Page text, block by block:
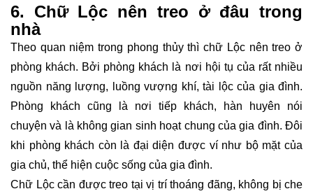
6. Chữ Lộc nên treo ở đâu trong
nhà
Theo quan niệm trong phong thủy thì chữ Lộc nên treo ở
phòng khách. Bởi phòng khách là nơi hội tụ của rất nhiều
nguồn năng lượng, luồng vượng khí, tài lộc của gia đình.
Phòng khách cũng là nơi tiếp khách, hàn huyên nói
chuyện và là không gian sinh hoạt chung của gia đình. Đôi
khi phòng khách còn là đại diện được ví như bộ mặt của
gia chủ, thể hiện cuộc sống của gia đình.
Chữ Lộc cần được treo tại vị trí thoáng đãng, không bị che